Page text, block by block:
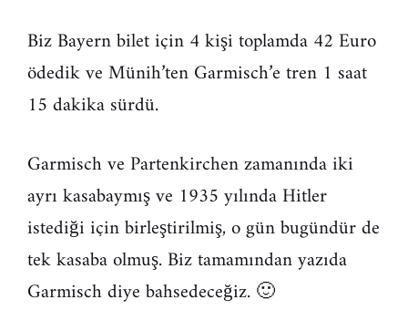
Biz Bayern bilet için 4 kişi toplamda 42 Euro
ödedik ve Münih’ten Garmisch’e tren 1 saat
15 dakika sürdü.
Garmisch ve Partenkirchen zamanında iki
ayrı kasabaymış ve 1935 yılında Hitler
istediği için birleştirilmiş, o gün bugündür de
tek kasaba olmuş. Biz tamamından yazıda
Garmisch diye bahsedeceğiz. 🙂